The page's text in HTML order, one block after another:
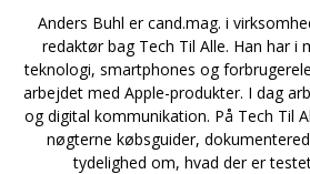
Anders Buhl er cand.mag. i
redaktør bag Tech Til Alle. Han har i
teknologi, smartphones og
arbejdet med Apple-produkter. I dag
og digital kommunikation. På Tech Til
nøgterne købsguider,
tydelighed om, hvad der er